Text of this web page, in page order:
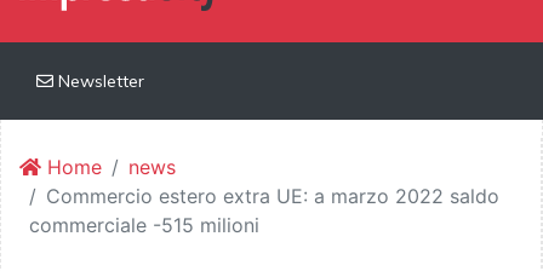
Newsletter
Home
news
Commercio estero extra UE: a marzo 2022 saldo
commerciale -515 milioni